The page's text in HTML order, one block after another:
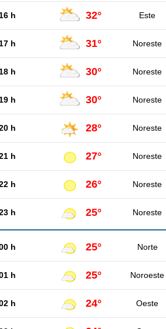
16 h 32° Este
17 h 31° Noreste
18 h 30° Noreste
19 h 30° Noreste
h 28° Noreste
h 27° Noreste
h 26° Noreste
h 25° Noreste
h 25° Norte
h 25° Noroeste
h 24° Oeste